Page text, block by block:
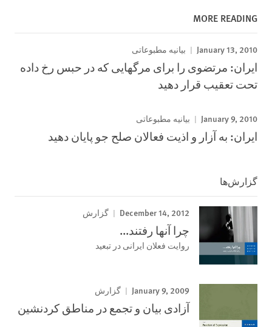
MORE READING
January 13, 2010 بیانیه مطبوعاتی
ایران: مرتضوی را برای مرگهایی که در حبس رخ داده
تحت تعقیب قرار دهید
January 9, 2010 بیانیه مطبوعاتی
ایران: به آزار و اذیت فعالان صلح جو پایان دهید
گزارش‌ها
December 14, 2012 گزارش
چرا آنھا رفتند...
روايت فعلان ايرانی در تبعيد
January 9, 2009 گزارش
آزادی بيان و تجمع در مناطق کردنشين